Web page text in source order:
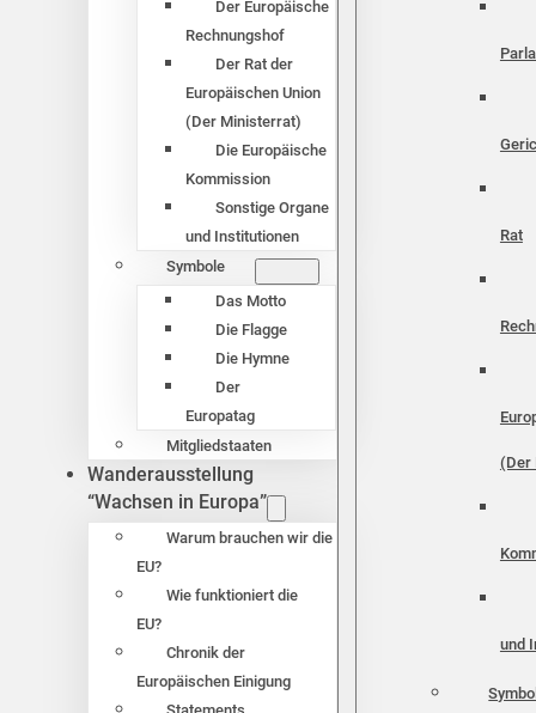
Der Europäische
Rechnungshof
Der Rat der
Europäischen Union
(Der Ministerrat)
Die Europäische
Kommission
Sonstige Organe
und Institutionen
Symbole
Das Motto
Die Flagge
Die Hymne
Der
Europatag
Mitgliedstaaten
Wanderausstellung
“Wachsen in Europa”
Warum brauchen wir die
EU?
Wie funktioniert die
EU?
Chronik der
Europäischen Einigung
Rat
(Der
und